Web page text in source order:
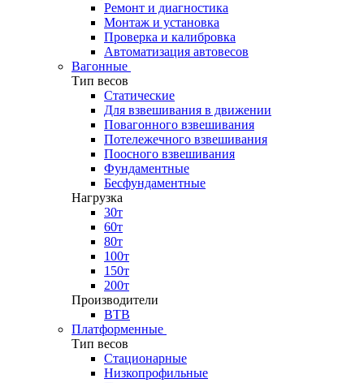
Ремонт и диагностика
Монтаж и установка
Проверка и калибровка
Автоматизация автовесов
Вагонные
Тип весов
Статические
Для взвешивания в движении
Повагонного взвешивания
Потележечного взвешивания
Поосного взвешивания
Фундаментные
Бесфундаментные
Нагрузка
30т
60т
80т
100т
150т
200т
Производители
ВТВ
Платформенные
Тип весов
Стационарные
Низкопрофильные